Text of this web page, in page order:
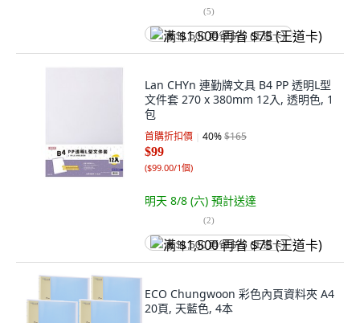
(5)
满 $1,500 再省 $75 (王道卡)
Lan CHYn 連勤牌文具 B4 PP 透明L型
文件套 270 x 380mm 12入, 透明色, 1
包
首購折扣價 40%$165
$99
($99.00/1個)
明天 8/8 (六) 預計送達
(2)
满 $1,500 再省 $75 (王道卡)
ECO Chungwoon 彩色內頁資料夾 A4
20頁, 天藍色, 4本